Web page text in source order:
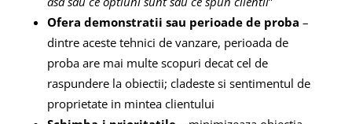
Ofera demonstratii sau perioade de proba –
dintre aceste tehnici de vanzare, perioada de
proba are mai multe scopuri decat cel de
raspundere la obiectii; cladeste si sentimentul de
proprietate in mintea clientului